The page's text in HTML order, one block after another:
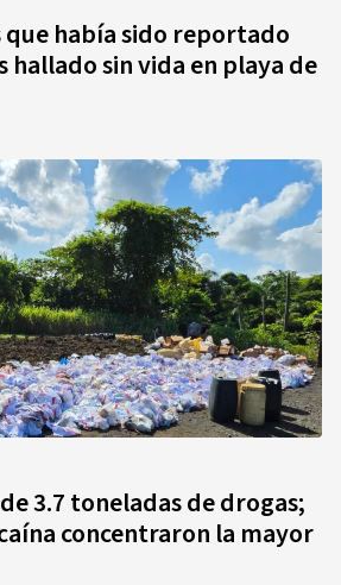
que había sido reportado
hallado sin vida en playa de
3.7 toneladas de drogas;
concentraron la mayor